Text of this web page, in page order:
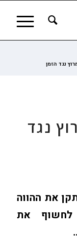
2 – מרוץ נגד
את ההווה
לחשוף את